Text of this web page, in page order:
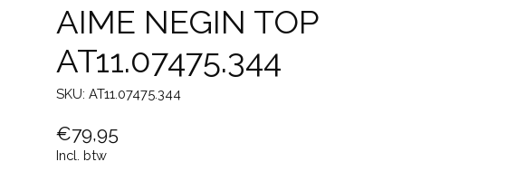
AIME NEGIN TOP
AT11.07475.344
SKU: AT11.07475.344
€79,95
Incl. btw